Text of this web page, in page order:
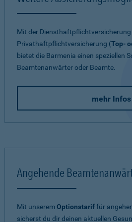
Mit der Diensthaftpflichtversicherung
Privathaftpflichtversicherung (Top-
bietet die Barmenia einen speziellen
Beamtenanwärter oder Beamte.
mehr Infos
Angehende
Mit unseremOptionstariffür
sicherst du dir deinen aktuellen